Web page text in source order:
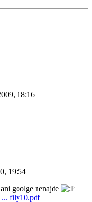
18:16
19:54
goolge nenajde
... fily10.pdf